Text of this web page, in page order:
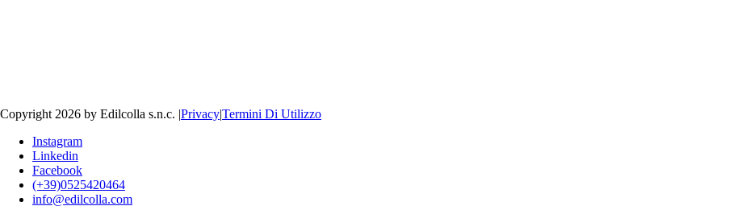
Copyright 2026 by Edilcolla s.n.c. |Privacy|Termini Di Utilizzo
Instagram
Linkedin
Facebook
(+39)0525420464
info@edilcolla.com